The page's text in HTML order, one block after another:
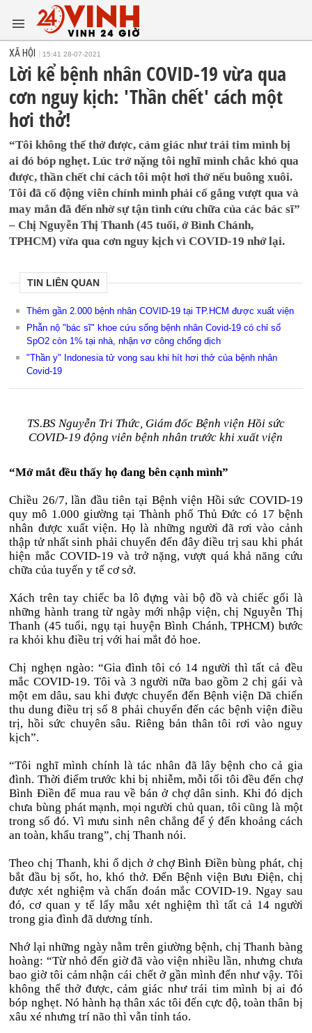
XÃ HỘI 15:41 28-07-2021
Lời kể bệnh nhân COVID-19 vừa qua
cơn nguy kịch: 'Thần chết' cách một
hơi thở!
“Tôi không thể thở được, cảm giác như trái tim mình bị
ai đó bóp nghẹt. Lúc trở nặng tôi nghĩ mình chắc khó qua
được, thần chết chỉ cách tôi một hơi thở nếu buông xuôi.
Tôi đã cố động viên chính mình phải cố gắng vượt qua và
may mắn đã đến nhờ sự tận tình cứu chữa của các bác sĩ”
– Chị Nguyễn Thị Thanh (45 tuổi, ở Bình Chánh,
TPHCM) vừa qua cơn nguy kịch vì COVID-19 nhớ lại.
TIN LIÊN QUAN
Thêm gần 2.000 bệnh nhân COVID-19 tại TP.HCM được xuất viện
Phẫn nộ "bác sĩ" khoe cứu sống bệnh nhân Covid-19 có chỉ số
SpO2 còn 1% tại nhà, nhận vơ công chống dịch
"Thần y" Indonesia tử vong sau khi hít hơi thở của bệnh nhân
Covid-19
TS.BS Nguyễn Tri Thức, Giám đốc Bệnh viện Hồi sức
COVID-19 động viên bệnh nhân trước khi xuất viện
“Mở mắt đều thấy họ đang bên cạnh mình”
Chiều 26/7, lần đầu tiên tại Bệnh viện Hồi sức COVID-19
quy mô 1.000 giường tại Thành phố Thủ Đức có 17 bệnh
nhân được xuất viện. Họ là những người đã rơi vào cảnh
thập tử nhất sinh phải chuyển đến đây điều trị sau khi phát
hiện mắc COVID-19 và trở nặng, vượt quá khả năng cứu
chữa của tuyến y tế cơ sở.
Xách trên tay chiếc ba lô đựng vài bộ đồ và chiếc gối là
những hành trang từ ngày mới nhập viện, chị Nguyễn Thị
Thanh (45 tuổi, ngụ tại huyện Bình Chánh, TPHCM) bước
ra khỏi khu điều trị với hai mắt đỏ hoe.
Chị nghẹn ngào: “Gia đình tôi có 14 người thì tất cả đều
mắc COVID-19. Tôi và 3 người nữa bao gồm 2 chị gái và
một em dâu, sau khi được chuyển đến Bệnh viện Dã chiến
thu dung điều trị số 8 phải chuyển đến các bệnh viện điều
trị, hồi sức chuyên sâu. Riêng bản thân tôi rơi vào nguy
kịch”.
“Tôi nghĩ mình chính là tác nhân đã lây bệnh cho cả gia
đình. Thời điểm trước khi bị nhiễm, mỗi tối tôi đều đến chợ
Bình Điền để mua rau về bán ở chợ dân sinh. Khi đó dịch
chưa bùng phát mạnh, mọi người chủ quan, tôi cũng là một
trong số đó. Vì mưu sinh nên chẳng để ý đến khoảng cách
an toàn, khẩu trang”, chị Thanh nói.
Theo chị Thanh, khi ổ dịch ở chợ Bình Điền bùng phát, chị
bắt đầu bị sốt, ho, khó thở. Đến Bệnh viện Bưu Điện, chị
được xét nghiệm và chẩn đoán mắc COVID-19. Ngay sau
đó, cơ quan y tế lấy mẫu xét nghiệm thì tất cả 14 người
trong gia đình đã dương tính.
Nhớ lại những ngày nằm trên giường bệnh, chị Thanh bàng
hoàng: “Từ nhỏ đến giờ đã vào viện nhiều lần, nhưng chưa
bao giờ tôi cảm nhận cái chết ở gần mình đến như vậy. Tôi
không thể thở được, cảm giác như trái tim mình bị ai đó
bóp nghẹt. Nó hành hạ thân xác tôi đến cực độ, toàn thân bị
xâu xé nhưng trí não thì vẫn tỉnh táo.